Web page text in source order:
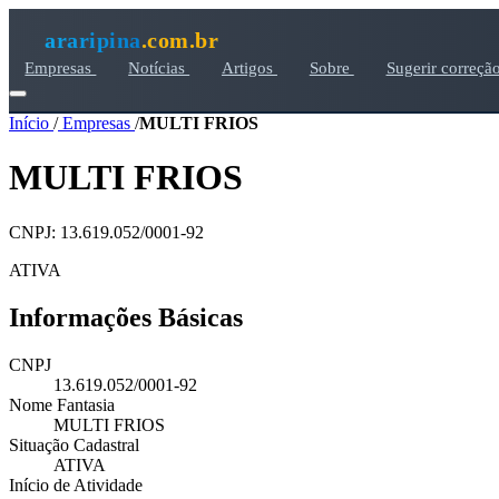
araripina.com.br
Empresas Notícias Artigos Sobre Sugerir
Início /Empresas /MULTI FRIOS
MULTI FRIOS
CNPJ: 13.619.052/0001-92
ATIVA
Informações Básicas
CNPJ
13.619.052/0001-92
Nome Fantasia
MULTI FRIOS
Situação Cadastral
ATIVA
Início de Atividade